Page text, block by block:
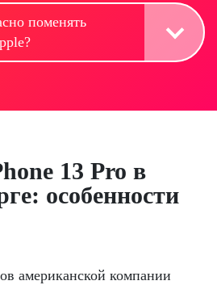
поменять
13 Pro в
особенности
американской компании